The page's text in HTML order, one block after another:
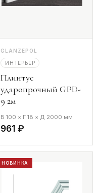
GLANZEPOL
ИНТЕРЬЕР
Плинтус
ударопрочный GPD-
9 2м
В 100 × Г 18 × Д 2000 мм
961 ₽
НОВИНКА